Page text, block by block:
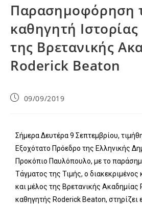
Παρασημοφόρηση
καθηγητή
της Βρετανικής
Roderick Beaton
09/09/2019
Σήμερα Δευτέρα 9 Σεπτεμβρίου,
Εξοχότατο Πρόεδρο της Ελληνικής
Προκόπιο Παυλόπουλο, με το
Τάγματος της Τιμής, ο διακεκριμένος
και μέλος της Βρετανικής Ακαδημίας
καθηγητής Roderick Beaton, στηρίζει